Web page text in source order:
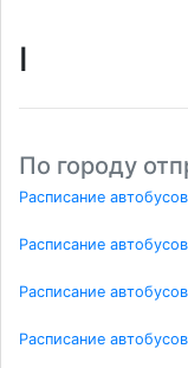
I
По городу
Расписание
Расписание
Расписание
Расписание